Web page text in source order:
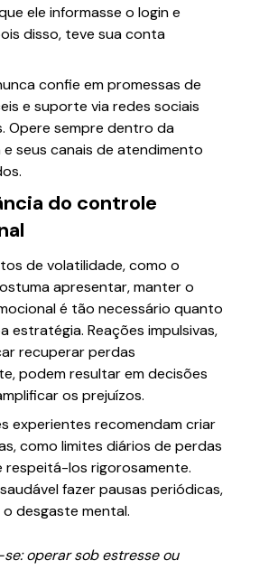
ele informasse o login e
disso, teve sua conta
confie em promessas de
e suporte via redes sociais
Opere sempre dentro da
seus canais de atendimento
do controle
de volatilidade, como o
apresentar, manter o
é tão necessário quanto
estratégia. Reações impulsivas,
recuperar perdas
podem resultar em decisões
os prejuízos.
experientes recomendam criar
como limites diários de perdas
respeitá-los rigorosamente.
fazer pausas periódicas,
desgaste mental.
operar sob estresse ou